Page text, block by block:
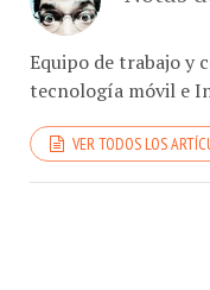
Equipo de trabajo y
tecnología móvil e
VER TODOS LOS